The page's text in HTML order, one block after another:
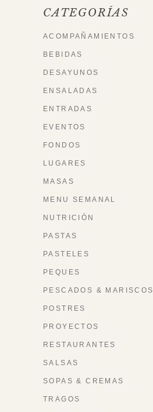
CATEGORÍAS
ACOMPAÑAMIENTOS
BEBIDAS
DESAYUNOS
ENSALADAS
ENTRADAS
EVENTOS
FONDOS
LUGARES
MASAS
MENU SEMANAL
NUTRICIÓN
PASTAS
PASTELES
PEQUES
PESCADOS & MARISCOS
POSTRES
PROYECTOS
RESTAURANTES
SALSAS
SOPAS & CREMAS
TRAGOS